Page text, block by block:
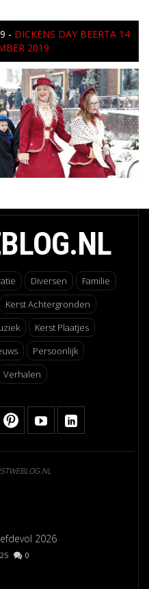
- DICKENS DAY BEERTA 14
2019
Diversen
Familie
Kerst Achtergronden
Kerst Plaatjes
Persoonlijk
Verhalen
2026
0